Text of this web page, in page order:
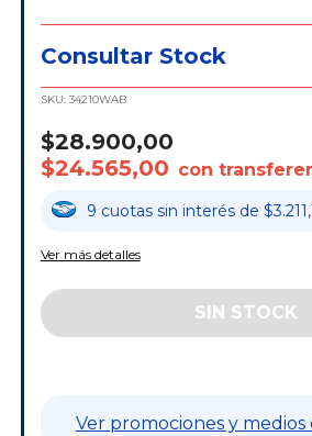
Consultar Stock
SKU: 34210WAB
$28.900,00
$24.565,00 con
9 cuotas sin interés de
Ver más detalles
Ver promociones y medios